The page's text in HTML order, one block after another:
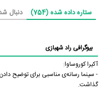
ستاره داده شده (754) دنبال
بیوگرافی راد شهبازی
آکیرا کوروساوا:
- سینما رسانه‌ی مناسبی برای توضیح
گذاشت.